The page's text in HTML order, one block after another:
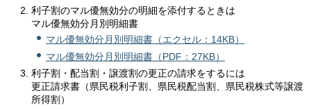
利子割のマル優無効分の明細を添付するときは
マル優無効分月別明細書
マル優無効分月別明細書（エクセル：14KB）
マル優無効分月別明細書（PDF：27KB）
利子割・配当割・譲渡割の更正の請求をするには
更正請求書（県民税利子割、県民税配当割、県民税株式等譲渡
所得割）